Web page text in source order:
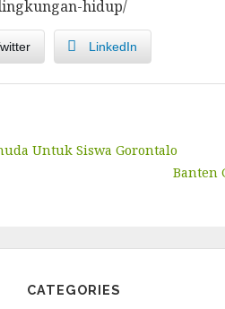
hidup/
LinkedIn
Untuk Siswa Gorontalo
Banten
CATEGORIES